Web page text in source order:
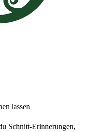
lassen
Schnitt-Erinnerungen,